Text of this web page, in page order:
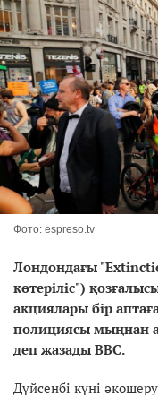
Фото: espreso.tv
Лондондағы
көтеріліс")
акциялары бір
полициясы мыңнан
деп жазады ВВС.
Дүйсенбі күні